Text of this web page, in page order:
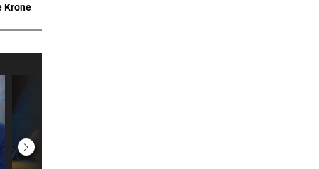
Minuten
Minuten
Krone